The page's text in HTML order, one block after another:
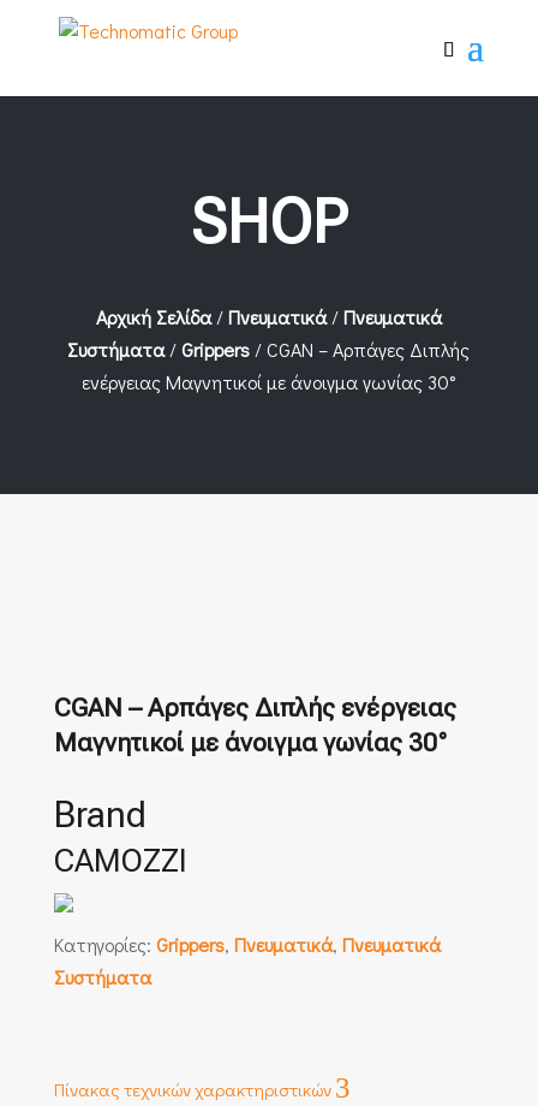
SHOP
Αρχική Σελίδα/Πνευματικά/Πνευματικά
Συστήματα/Grippers / CGAN – Αρπάγες Διπλής
ενέργειας Μαγνητικοί με άνοιγμα γωνίας 30°
CGAN – Αρπάγες Διπλής ενέργειας
Μαγνητικοί με άνοιγμα γωνίας 30°
Brand
CAMOZZI
Κατηγορίες: Grippers, Πνευματικά, Πνευματικά
Συστήματα
Πίνακας τεχνικών χαρακτηριστικών 3